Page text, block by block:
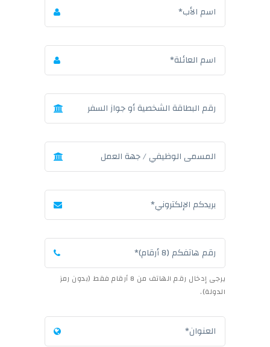
يرجى إدخال رقم الهاتف من 8 أرقام فقط (بدون رمز
الدولة).